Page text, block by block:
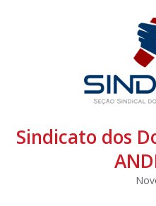
Sindicato dos